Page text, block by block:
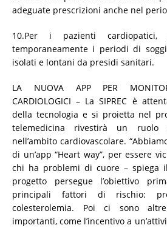
adeguate prescrizioni anche nel
10.Per i pazienti
temporaneamente i periodi di
isolati e lontani da presidi sanitari.
LA NUOVA APP PER
CARDIOLOGICI – La SIPREC è
della tecnologia e si proietta nel
telemedicina rivestirà un ruolo
nell’ambito cardiovascolare.
di un’app “Heart way”, per essere
chi ha problemi di cuore – spiega
progetto persegue l’obiettivo
principali fattori di rischio:
colesterolemia. Poi ci sono
importanti, come l’incentivo a